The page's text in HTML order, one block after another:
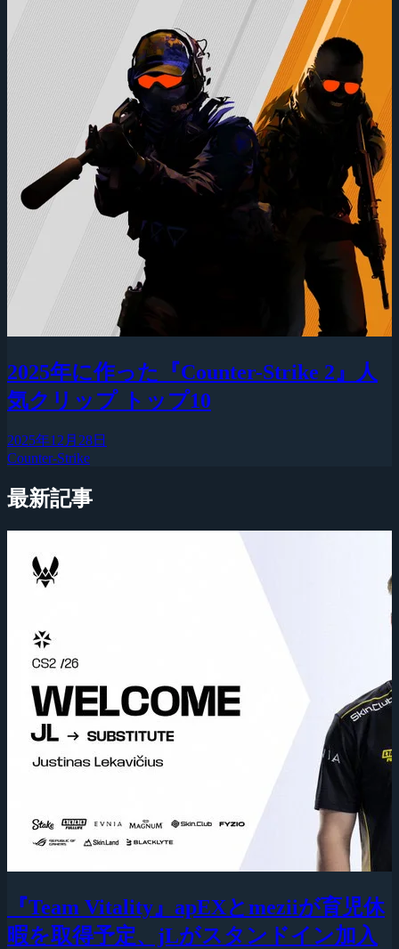
2025年に作った『Counter-Strike 2』人
気クリップ トップ10
2025年12月28日
Counter-Strike
最新記事
『Team Vitality』apEXとmeziiが育児休
暇を取得予定、jLがスタンドイン加入